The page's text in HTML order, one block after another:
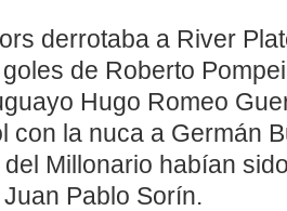
derrotaba a River
de Roberto
Hugo Romeo
con la nuca a Germán
Millonario habían
Pablo Sorín.